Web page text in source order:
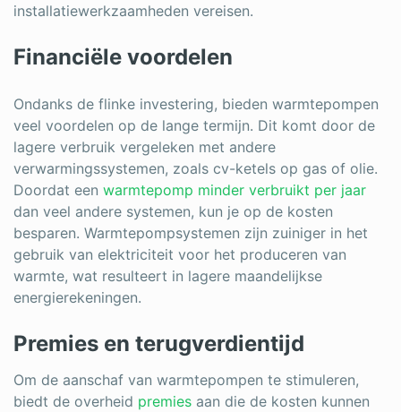
installatiewerkzaamheden vereisen.
Financiële voordelen
Ondanks de flinke investering, bieden warmtepompen
veel voordelen op de lange termijn. Dit komt door de
lagere verbruik vergeleken met andere
verwarmingssystemen, zoals cv-ketels op gas of olie.
Doordat een warmtepomp minder verbruikt per jaar
dan veel andere systemen, kun je op de kosten
besparen. Warmtepompsystemen zijn zuiniger in het
gebruik van elektriciteit voor het produceren van
warmte, wat resulteert in lagere maandelijkse
energierekeningen.
Premies en terugverdientijd
Om de aanschaf van warmtepompen te stimuleren,
biedt de overheid premies aan die de kosten kunnen